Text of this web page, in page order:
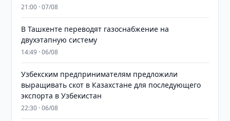
21:00 · 07/08
В Ташкенте переводят газоснабжение на
двухэтапную систему
14:49 · 06/08
Узбекским предпринимателям предложили
выращивать скот в Казахстане для последующего
экспорта в Узбекистан
22:30 · 06/08